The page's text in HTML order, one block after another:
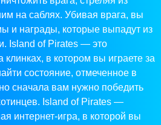
на саблях. Убивая врага, вы
и награды, которые выпадут из
Island of Pirates — это
в котором вы играете за
состояние, отмеченное в
сначала вам нужно победить
Island of Pirates —
интернет-игра, в которой вы